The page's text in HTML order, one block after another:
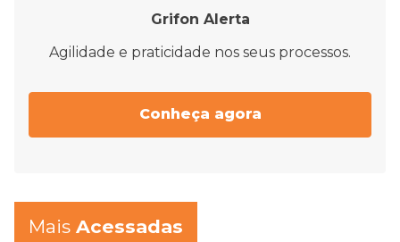
Grifon Alerta
Agilidade e praticidade nos seus processos.
Conheça agora
Mais Acessadas